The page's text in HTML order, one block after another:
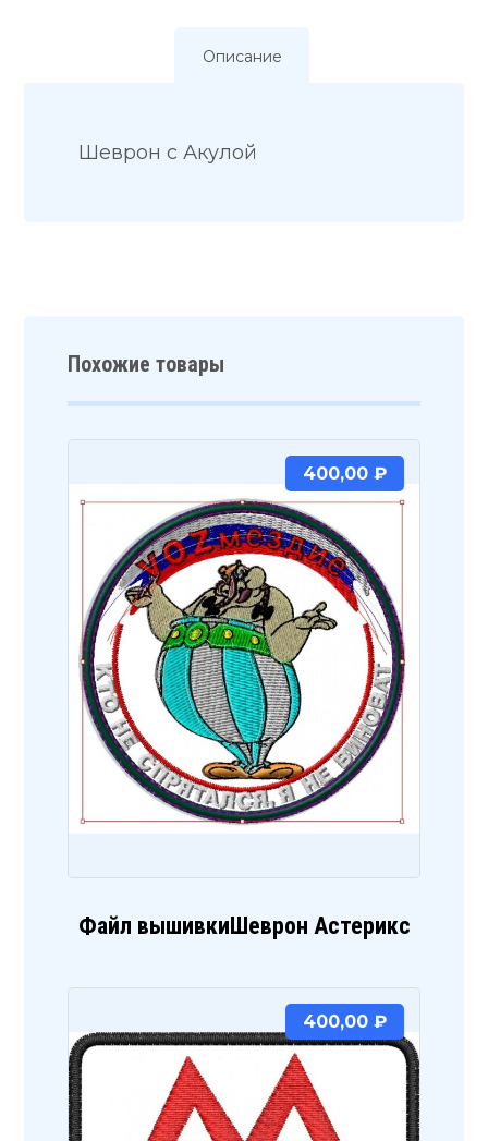
Описание
Шеврон с Акулой
Похожие товары
Файл вышивкиШеврон Астерикс
400,00 ₽
400,00 ₽